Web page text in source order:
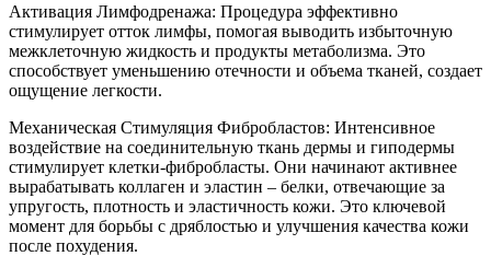
Активация Лимфодренажа: Процедура эффективно
стимулирует отток лимфы, помогая выводить избыточную
межклеточную жидкость и продукты метаболизма. Это
способствует уменьшению отечности и объема тканей, создает
ощущение легкости.
Механическая Стимуляция Фибробластов: Интенсивное
воздействие на соединительную ткань дермы и гиподермы
стимулирует клетки-фибробласты. Они начинают активнее
вырабатывать коллаген и эластин – белки, отвечающие за
упругость, плотность и эластичность кожи. Это ключевой
момент для борьбы с дряблостью и улучшения качества кожи
после похудения.